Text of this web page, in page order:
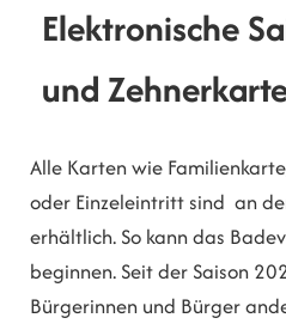
Elektronische
und
Alle Karten wie
oder Einzeleintritt sind an
erhältlich. So kann das
beginnen. Seit der Saison
Bürgerinnen und Bürger